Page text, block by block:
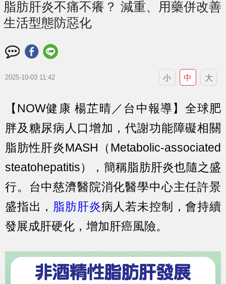
脂肪肝炎不痛不癢？ 減重、用藥併改善
生活型態防惡化
2025-10-03 11:42 小 中 大
【NOW健康 楊芷晴／台中報導】全球肥
胖及糖尿病人口增加，代謝功能障礙相關
脂肪性肝炎MASH（Metabolic-associated
steatohepatitis），簡稱脂肪肝炎也隨之盛
行。台中慈濟醫院消化醫學中心主任許景
盛指出， 脂肪肝炎病人若未控制，會持續
發展成肝硬化，增加肝癌風險。